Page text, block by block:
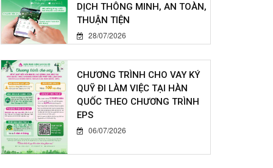
DỊCH THÔNG MINH, AN TOÀN,
THUẬN TIỆN
28/07/2026
CHƯƠNG TRÌNH CHO VAY KÝ
QUỸ ĐI LÀM VIỆC TẠI HÀN
QUỐC THEO CHƯƠNG TRÌNH
EPS
06/07/2026